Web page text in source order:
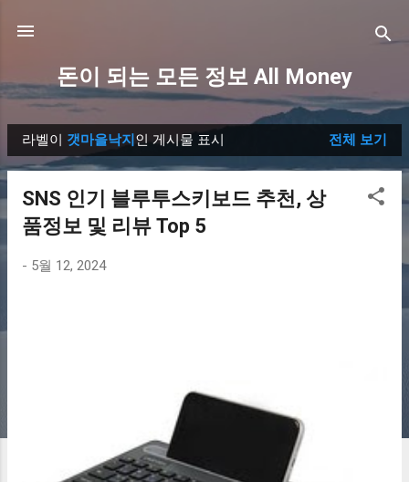
돈이 되는 모든 정보 All Money
글
라벨이 갯마을낙지인 게시물 표시 전체 보기
SNS 인기 블루투스키보드 추천, 상
품정보 및 리뷰 Top 5
- 5월 12, 2024